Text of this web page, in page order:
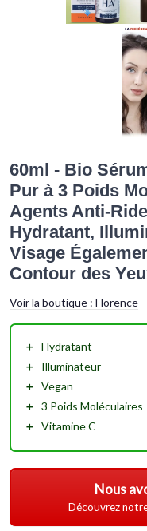
60ml - Bio
Pur à 3 Poids
Agents Anti-
Hydratant,
Visage
Contour des
Voir la boutique : Florence
＋ Hydratant
＋
Illuminateur
＋ Vegan
＋ 3 Poids Moléculaires
＋ Vitamine C
Nous
Découvrez